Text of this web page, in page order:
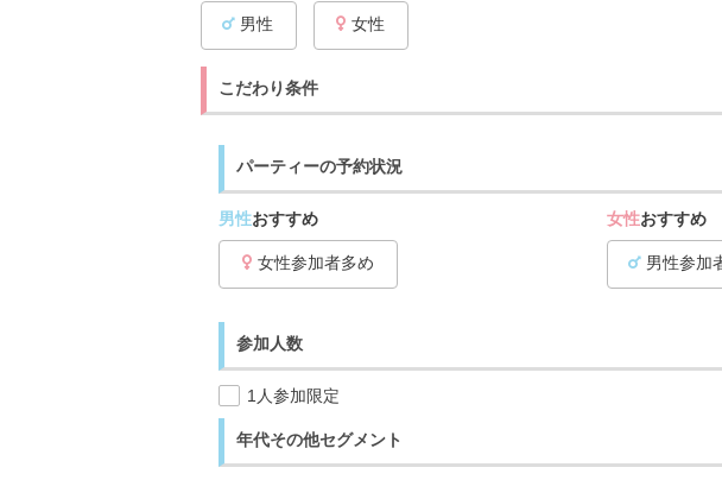
男性 女性
こだわり条件
パーティーの予約状況
男性おすすめ
女性参加者多め
女性おすすめ
男性参加
参加人数
1人参加限定
年代その他セグメント